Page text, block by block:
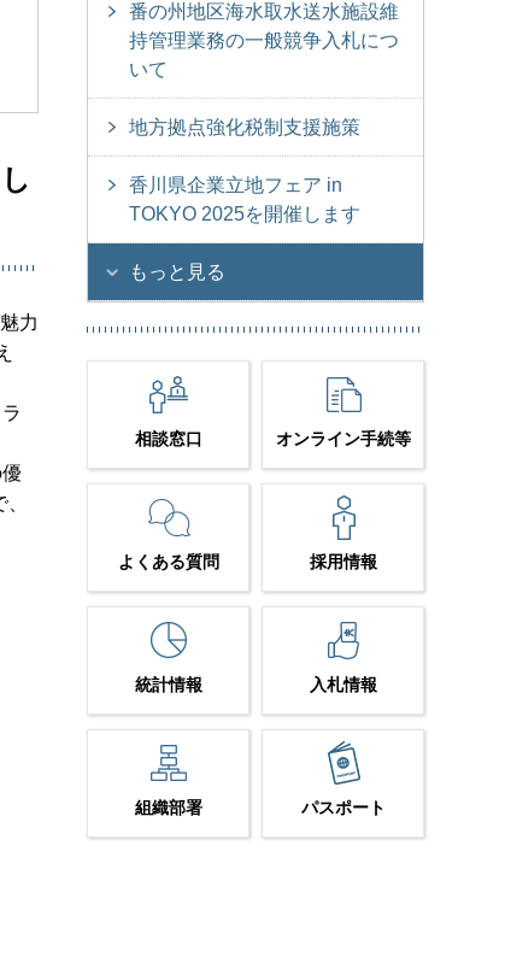
力
番の州地区海水取水送水施設維
持管理業務の一般競争入札につ
いて
地方拠点強化税制支援施策
香川県企業立地フェア in
TOKYO 2025を開催します
もっと見る
相談窓口 オンライン手続等
よくある質問 採用情報
統計情報 入札情報
組織部署 パスポート